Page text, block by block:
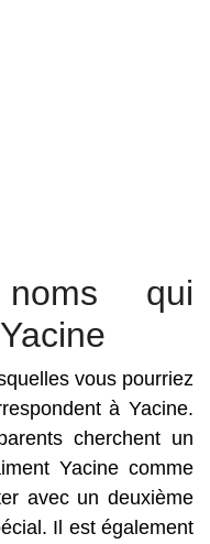
qui
vous pourriez
à Yacine.
cherchent un
Yacine comme
avec un deuxième
Il est également